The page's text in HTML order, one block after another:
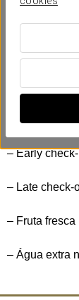
acrescentar
estadia.
– Early
– Late check-
– Fruta fresca
– Água extra